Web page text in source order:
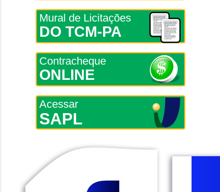
Mural de Licitações
DO TCM-PA
Contracheque
ONLINE
Acessar
SAPL